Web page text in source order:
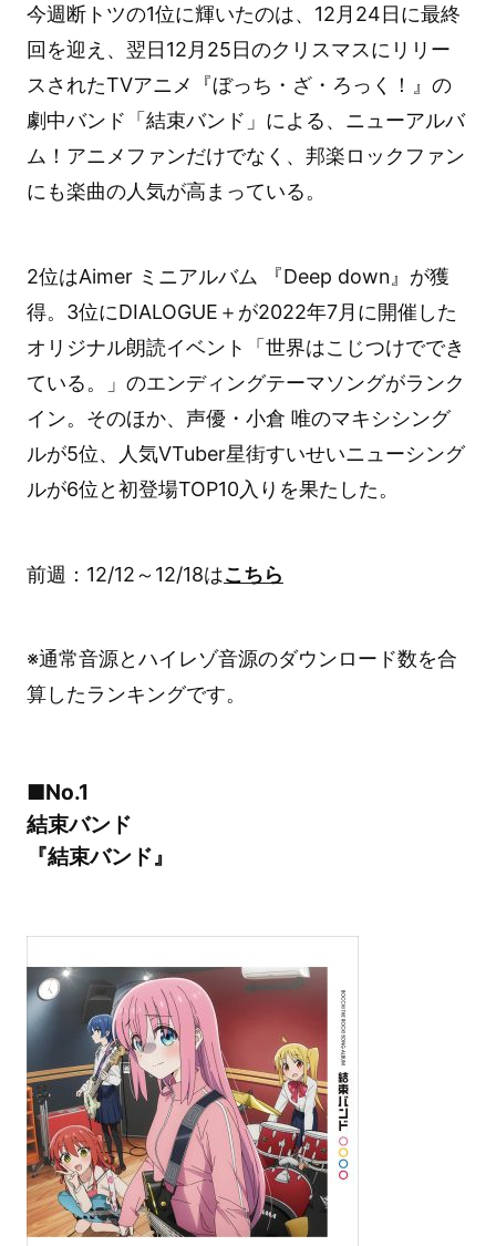
今週断トツの1位に輝いたのは、12月24日に最終
回を迎え、翌日12月25日のクリスマスにリリー
スされたTVアニメ『ぼっち・ざ・ろっく！』の
劇中バンド「結束バンド」による、ニューアルバ
ム！アニメファンだけでなく、邦楽ロックファン
にも楽曲の人気が高まっている。
2位はAimer ミニアルバム 『Deep down』が獲
得。3位にDIALOGUE＋が2022年7月に開催した
オリジナル朗読イベント「世界はこじつけででき
ている。」のエンディングテーマソングがランク
イン。そのほか、声優・小倉 唯のマキシシング
ルが5位、人気VTuber星街すいせいニューシング
ルが6位と初登場TOP10入りを果たした。
前週：12/12～12/18はこちら
※通常音源とハイレゾ音源のダウンロード数を合
算したランキングです。
■No.1
結束バンド
『結束バンド』